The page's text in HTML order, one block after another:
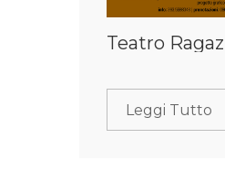
Teatro
Leggi Tutto